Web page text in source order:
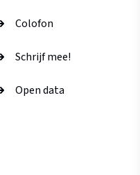
Colofon
Schrijf mee!
Open data